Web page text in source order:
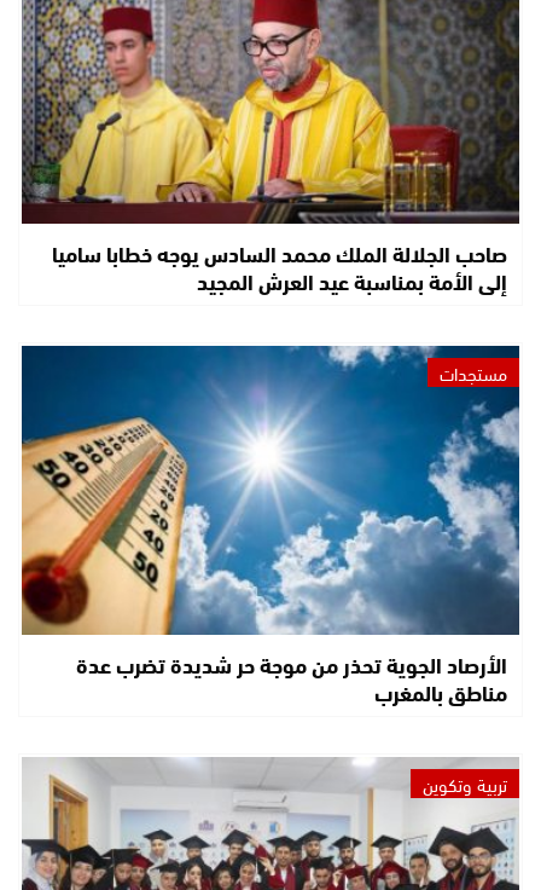
صاحب الجلالة الملك محمد السادس يوجه خطابا ساميا
إلى الأمة بمناسبة عيد العرش المجيد
مستجدات
الأرصاد الجوية تحذر من موجة حر شديدة تضرب عدة
مناطق بالمغرب
تربية وتكوين